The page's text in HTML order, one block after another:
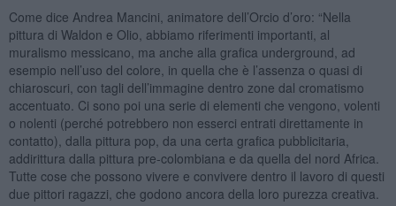
Come dice Andrea Mancini, animatore dell’Orcio d’oro: “Nella
pittura di Waldon e Olio, abbiamo riferimenti importanti, al
muralismo messicano, ma anche alla grafica underground, ad
esempio nell’uso del colore, in quella che è l’assenza o quasi di
chiaroscuri, con tagli dell’immagine dentro zone dal cromatismo
accentuato. Ci sono poi una serie di elementi che vengono, volenti
o nolenti (perché potrebbero non esserci entrati direttamente in
contatto), dalla pittura pop, da una certa grafica pubblicitaria,
addirittura dalla pittura pre-colombiana e da quella del nord Africa.
Tutte cose che possono vivere e convivere dentro il lavoro di questi
due pittori ragazzi, che godono ancora della loro purezza creativa.